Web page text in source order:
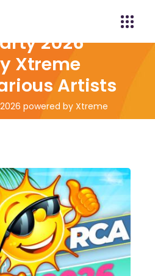
2026
Xtreme
Artists
powered by Xtreme